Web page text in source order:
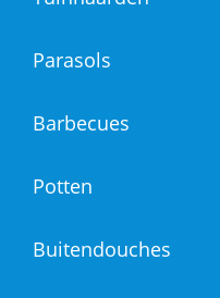
Parasols
Barbecues
Potten
Buitendouches